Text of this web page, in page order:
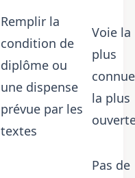
Remplir la
condition de
diplôme ou
une dispense
prévue par les
textes
Voie la
plus
la plus
Pas de